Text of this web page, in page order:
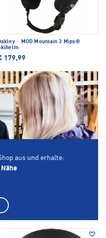
·
MOD Mountain 3 Mips®
179,99
aus und erhalte: